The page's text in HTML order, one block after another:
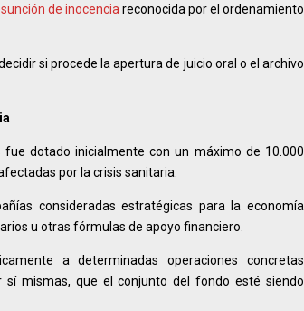
de inocencia reconocida por el ordenamiento
si procede la apertura de juicio oral o el archivo
fue dotado inicialmente con un máximo de 10.000
por la crisis sanitaria.
consideradas estratégicas para la economía
u otras fórmulas de apoyo financiero.
a determinadas operaciones concretas
mismas, que el conjunto del fondo esté siendo